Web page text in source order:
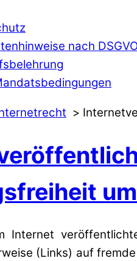
nach
Internet
(Links) auf